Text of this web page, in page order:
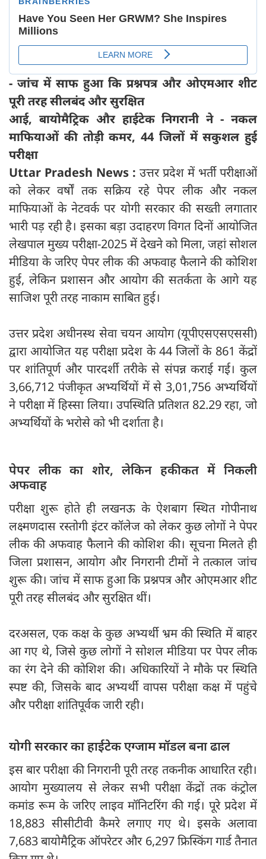
- जांच में साफ हुआ कि प्रश्नपत्र और ओएमआर शीट
पूरी तरह सीलबंद और सुरक्षित
आई, बायोमैट्रिक और हाईटेक निगरानी ने - नकल
माफियाओं की तोड़ी कमर, 44 जिलों में सकुशल हुई
परीक्षा
Uttar Pradesh News : उत्तर प्रदेश में भर्ती परीक्षाओं
को लेकर वर्षों तक सक्रिय रहे पेपर लीक और नकल
माफियाओं के नेटवर्क पर योगी सरकार की सख्ती लगातार
भारी पड़ रही है। इसका बड़ा उदाहरण विगत दिनों आयोजित
लेखपाल मुख्य परीक्षा-2025 में देखने को मिला, जहां सोशल
मीडिया के जरिए पेपर लीक की अफवाह फैलाने की कोशिश
हुई, लेकिन प्रशासन और आयोग की सतर्कता के आगे यह
साजिश पूरी तरह नाकाम साबित हुई।
उत्तर प्रदेश अधीनस्थ सेवा चयन आयोग (यूपीएसएसएससी)
द्वारा आयोजित यह परीक्षा प्रदेश के 44 जिलों के 861 केंद्रों
पर शांतिपूर्ण और पारदर्शी तरीके से संपन्न कराई गई। कुल
3,66,712 पंजीकृत अभ्यर्थियों में से 3,01,756 अभ्यर्थियों
ने परीक्षा में हिस्सा लिया। उपस्थिति प्रतिशत 82.29 रहा, जो
अभ्यर्थियों के भरोसे को भी दर्शाता है।
पेपर लीक का शोर, लेकिन हकीकत में निकली
अफवाह
परीक्षा शुरू होते ही लखनऊ के ऐशबाग स्थित गोपीनाथ
लक्ष्मणदास रस्तोगी इंटर कॉलेज को लेकर कुछ लोगों ने पेपर
लीक की अफवाह फैलाने की कोशिश की। सूचना मिलते ही
जिला प्रशासन, आयोग और निगरानी टीमों ने तत्काल जांच
शुरू की। जांच में साफ हुआ कि प्रश्नपत्र और ओएमआर शीट
पूरी तरह सीलबंद और सुरक्षित थीं।
दरअसल, एक कक्ष के कुछ अभ्यर्थी भ्रम की स्थिति में बाहर
आ गए थे, जिसे कुछ लोगों ने सोशल मीडिया पर पेपर लीक
का रंग देने की कोशिश की। अधिकारियों ने मौके पर स्थिति
स्पष्ट की, जिसके बाद अभ्यर्थी वापस परीक्षा कक्ष में पहुंचे
और परीक्षा शांतिपूर्वक जारी रही।
योगी सरकार का हाईटेक एग्जाम मॉडल बना ढाल
इस बार परीक्षा की निगरानी पूरी तरह तकनीक आधारित रही।
आयोग मुख्यालय से लेकर सभी परीक्षा केंद्रों तक कंट्रोल
कमांड रूम के जरिए लाइव मॉनिटरिंग की गई। पूरे प्रदेश में
18,883 सीसीटीवी कैमरे लगाए गए थे। इसके अलावा
7,683 बायोमैट्रिक ऑपरेटर और 6,297 फ्रिस्किंग गार्ड तैनात